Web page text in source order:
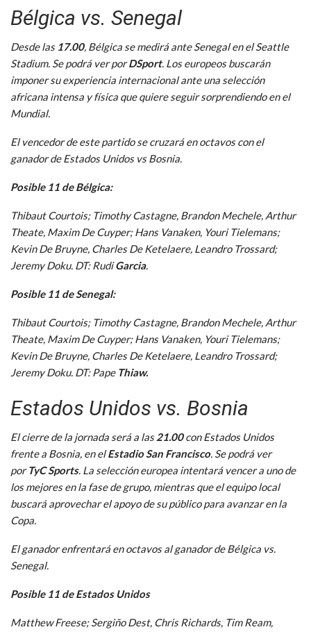
Bélgica vs. Senegal
Desde las 17.00, Bélgica se medirá ante Senegal en el Seattle
Stadium. Se podrá ver porDSport. Los europeos buscarán
imponer su experiencia internacional ante una selección
africana intensa y física que quiere seguir sorprendiendo en el
Mundial.
El vencedor de este partido se cruzará en octavos con el
ganador de Estados Unidos vs Bosnia.
Posible 11 de Bélgica:
Thibaut Courtois; Timothy Castagne, Brandon Mechele, Arthur
Theate, Maxim De Cuyper; Hans Vanaken, Youri Tielemans;
Kevin De Bruyne, Charles De Ketelaere, Leandro Trossard;
Jeremy Doku. DT: RudiGarcia.
Posible 11 de Senegal:
Thibaut Courtois; Timothy Castagne, Brandon Mechele, Arthur
Theate, Maxim De Cuyper; Hans Vanaken, Youri Tielemans;
Kevin De Bruyne, Charles De Ketelaere, Leandro Trossard;
Jeremy Doku. DT: Pape Thiaw.
Estados Unidos vs. Bosnia
El cierre de la jornada será a las21.00con Estados Unidos
frente a Bosnia, en elEstadio San Francisco. Se podrá ver
porTyC Sports. La selección europea intentará vencer a uno de
los mejores en la fase de grupo, mientras que el equipo local
buscará aprovechar el apoyo de su público para avanzar en la
Copa.
El ganador enfrentará en octavos al ganador de Bélgica vs.
Senegal.
Posible 11 de Estados Unidos
Matthew Freese; Sergiño Dest, Chris Richards, Tim Ream,